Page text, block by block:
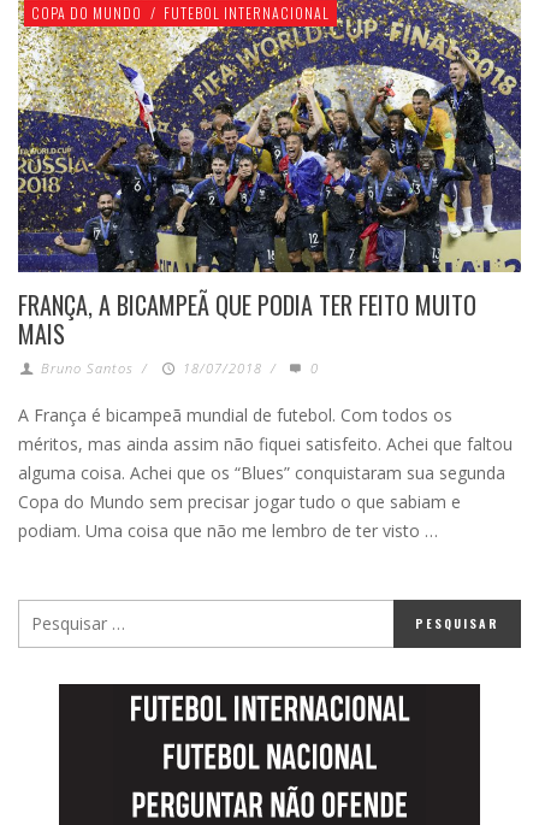
COPA DO MUNDO / FUTEBOL INTERNACIONAL
FRANÇA, A BICAMPEÃ QUE PODIA TER FEITO MUITO
MAIS
Bruno Santos / 18/07/2018 / 0
A França é bicampeã mundial de futebol. Com todos os
méritos, mas ainda assim não fiquei satisfeito. Achei que faltou
alguma coisa. Achei que os “Blues” conquistaram sua segunda
Copa do Mundo sem precisar jogar tudo o que sabiam e
podiam. Uma coisa que não me lembro de ter visto …